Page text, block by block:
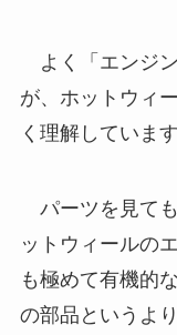
よく「エンジ
が、ホットウィ
く理解しています
パーツを見て
ットウィールの
も極めて有機的
の部品というよ